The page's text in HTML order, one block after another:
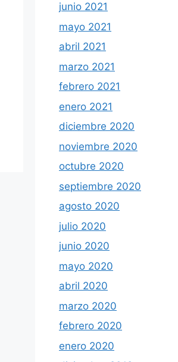
junio 2021
mayo 2021
abril 2021
marzo 2021
febrero 2021
enero 2021
diciembre 2020
noviembre 2020
octubre 2020
septiembre 2020
agosto 2020
julio 2020
junio 2020
mayo 2020
abril 2020
marzo 2020
febrero 2020
enero 2020